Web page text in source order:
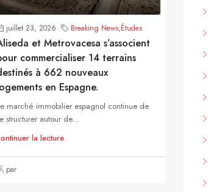
juillet 23, 2026 Breaking News,Études
et Metrovacesa s’associent
commercialiser 14 terrains
à 662 nouveaux
en Espagne.
marché immobilier espagnol continue de
structurer autour de...
la lecture
par